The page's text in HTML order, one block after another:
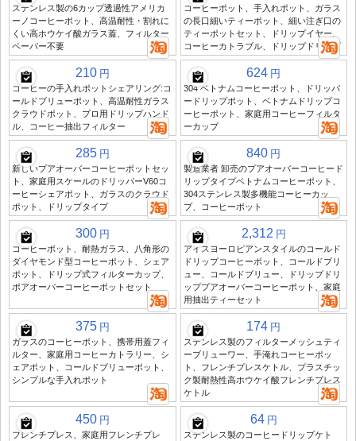
ステンレス製の6カップ透過性アメリカ
ーノコーヒーポット、高温耐性・割れに
くい高ホウケイ酸ガラス蓋、フィルター
ペーパー不要
コーヒーポット、手入れポット、ガラス
の長口細いティーポット、細い注ぎ口の
ティーポットセット、ドリップイヤー、
コーヒーカトラブル、ドリップドリップ
210 円
コーヒーの手入れポットシェアリング:コ
ールドブリューポット、高温耐性ガラス
クラウドポット、プロ用ドリップハンド
ル、コーヒー抽出フィルター
624 円
304 ベトナムコーヒーポット、ドリッパ
ードリップポット、ベトナムドリップコ
ーヒーポット、家庭用コーヒーフィルタ
ーカップ
285 円
新しいプアオーバーコーヒーポットセッ
ト、家庭用スケールのドリッパーV60コ
ーヒーシェアポット、ガラスのクラウド
ポット、ドリップタイプ
840 円
製造業者 卸売のプアオーバーコーヒード
リップタイプベトナムコーヒーポット、
304ステンレス製多機能コーヒーカッ
プ、コーヒーポット
300 円
コーヒーポット、耐熱ガラス、八角形の
ダイヤモンド型コーヒーポット、シェア
ポット、ドリップ式フィルターカップ、
ポアオーバーコーヒーポットセット
2,312 円
アイスヨーロピアンスタイルのコールド
ドリップコーヒーポット、コールドブリ
ュー、コールドブリュー、ドリップドリ
ッププアオーバーコーヒーポット、家庭
用抽出ティーセット
375 円
ガラスのコーヒーポット、携帯用蓋フィ
ルター、家庭用コーヒーカトラリー、シ
ェアポット、コールドブリューポット、
シンプルな手入れポット
174 円
ステンレス製のフィルターメッシュティ
ーブリューワー、手淹れコーヒーポッ
ト、フレンチプレスケトル、プラスチッ
ク製耐熱性高ホウケイ酸フレンチプレス
ケトル
450 円
フレンチプレス、家庭用フレンチプレ
64 円
ステンレス製のコーヒードリップケト